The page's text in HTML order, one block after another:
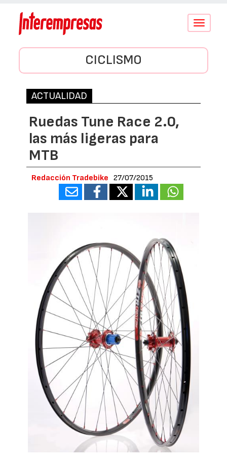
Conmutar
CICLISMO
ACTUALIDAD
Ruedas Tune Race 2.0,
las más ligeras para
MTB
Redacción Tradebike 27/07/2015